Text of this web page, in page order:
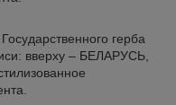
герба
вверху – БЕЛАРУСЬ,